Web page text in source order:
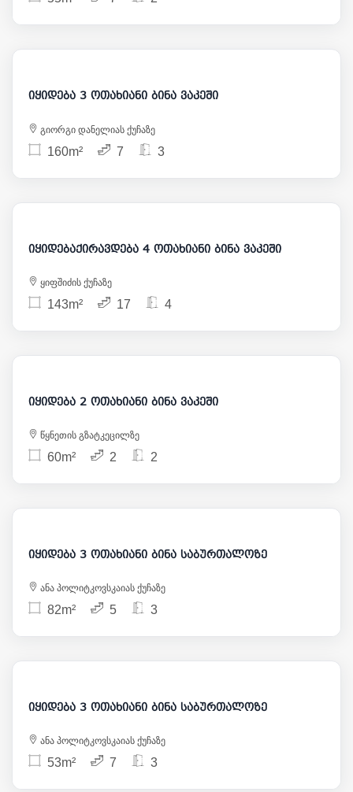
220 000
იყიდება 3 ოთახიანი ბინა ვაკეში
გიორგი დანელიას ქუჩაზე
160m² 7 3
525 000
იყიდებაქირავდება 4 ოთახიანი ბინა ვაკეში
ყიფშიძის ქუჩაზე
143m² 17 4
172 000
იყიდება 2 ოთახიანი ბინა ვაკეში
წყნეთის გზატკეცილზე
60m² 2 2
125 000
იყიდება 3 ოთახიანი ბინა საბურთალოზე
ანა პოლიტკოვსკაიას ქუჩაზე
82m² 5 3
125 000
იყიდება 3 ოთახიანი ბინა საბურთალოზე
ანა პოლიტკოვსკაიას ქუჩაზე
53m² 7 3